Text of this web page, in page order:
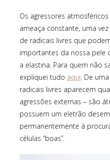
Os agressores
ameaça constante, uma
de radicais livres que
importantes da nossa pele
a elastina. Para quem não
expliquei tudo aqui . De
radicais livres aparecem
agressões externas – são
possuem um eletrão
permanentemente à
células “boas”.